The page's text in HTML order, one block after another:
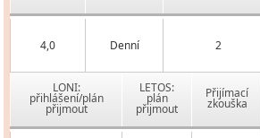
4,0 Denní 2
LONI:
přihlášení/plán
přijmout
LETOS:
plán
přijmout
Přijímací
zkouška